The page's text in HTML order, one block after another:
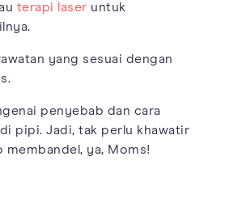
terapi laser untuk
yang sesuai dengan
penyebab dan cara
pipi. Jadi, tak perlu khawatir
membandel, ya, Moms!